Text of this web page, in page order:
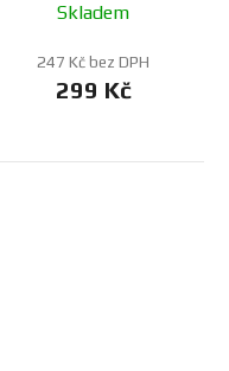
Skladem
247 Kč bez DPH
299 Kč